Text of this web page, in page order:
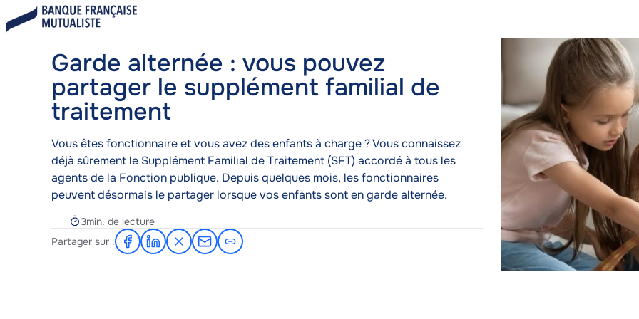
au
Blog Garde alternée : vous pouvez partager le supplément familial de traitement
Garde alternée : vous pouvez
partager le supplément familial de
traitement
Corps
Vous êtes fonctionnaire et vous avez des enfants à charge ? Vous connaissez
déjà sûrement le Supplément Familial de Traitement (SFT) accordé à tous les
agents de la Fonction publique. Depuis quelques mois, les fonctionnaires
peuvent désormais le partager lorsque vos enfants sont en garde alternée.
Temps
lecture
3min. de lecture
Partager sur :
Partager
sur
Partager
sur
Partager
sur
Partager
par